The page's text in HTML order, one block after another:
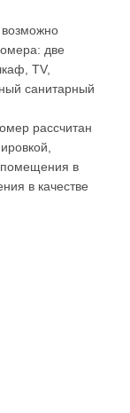
две
TV,
санитарный
рассчитан
помещения в
в качестве